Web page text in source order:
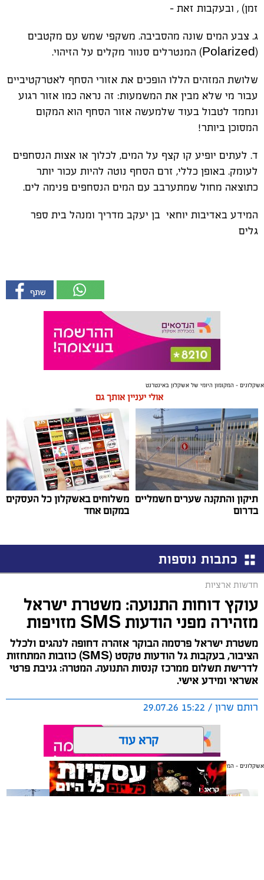
זמן) , ובעקבות זאת -
ג. צבע המים שונה מהסביבה. משקפי שמש עם מקטבים
(Polarized) המנטרלים סנוור מקלים על הזיהוי.
שלושת המזהים הללו הופכים את אזורי הסחף לאטרקטיביים
עבור מי שלא מבין את המשמעות: זה נראה כמו אזור רגוע
ונחמד לטבול בעוד שלמעשה אזור הסחף הוא המקום
המסוכן ביותר!
ד. לעתים יופיע קו קצף על המים, לכלוך או אצות הנסחפים
לעומק. באופן כללי, זרם הסחף נוטה להיות עכור יותר
כתוצאה מחול שמתערבב עם המים הנסחפים פנימה לים.
המידע באדיבות יוחאי בן יעקב מדריך ומנהל בית ספר
גלים
אשקלונים - המקומון היומי של אשקלון באינטרנט
אולי יעניין אותך גם
תיקון והתקנה שערים חשמליים
בדרום
משלוחים באשקלון כל העסקים
במקום אחד
כתבות נוספות
חדשות ארציות
עוקץ דוחות התנועה: משטרת ישראל
מזהירה מפני הודעות SMS מזויפות
משטרת ישראל פרסמה הבוקר אזהרה דחופה לנהגים ולכלל
הציבור, בעקבות גל הודעות טקסט (SMS) כוזבות המתחזות
לדרישת תשלום ממרכז קנסות התנועה. המטרה: גניבת פרטי
אשראי ומידע אישי.
רותם שרון / 15:22 29.07.26
תגים:משטרת ישראל
קרא עוד
אשקלונים - המקומון היומי של אשקלון באינטרנט
אולי יעניין אותך גם